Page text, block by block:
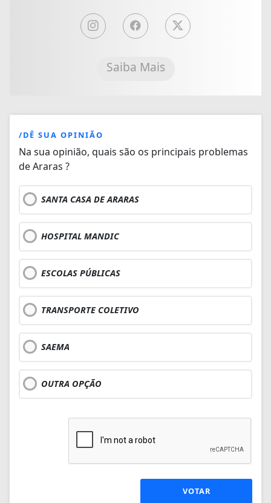
Saiba Mais
/DÊ SUA OPINIÃO
Na sua opinião, quais são os principais problemas
de Araras ?
SANTA CASA DE ARARAS
HOSPITAL MANDIC
ESCOLAS PÚBLICAS
TRANSPORTE COLETIVO
SAEMA
OUTRA OPÇÃO
VOTAR